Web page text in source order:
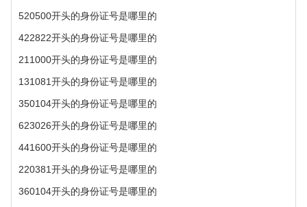
520500开头的身份证号是哪里的
422822开头的身份证号是哪里的
211000开头的身份证号是哪里的
131081开头的身份证号是哪里的
350104开头的身份证号是哪里的
623026开头的身份证号是哪里的
441600开头的身份证号是哪里的
220381开头的身份证号是哪里的
360104开头的身份证号是哪里的